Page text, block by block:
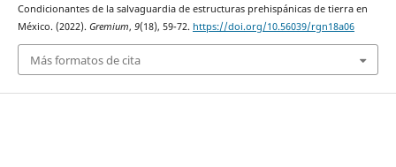
Condicionantes de la salvaguardia de estructuras prehispánicas de tierra en
México. (2022). Gremium, 9(18), 59-72. https://doi.org/10.56039/rgn18a06
Más formatos de cita